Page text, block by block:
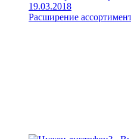
19.03.2018
Расширение